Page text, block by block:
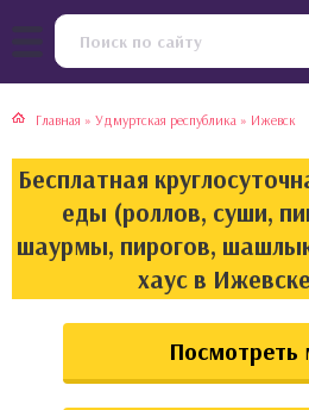
Главная » Удмуртская республика » Ижевск
Бесплатная
еды (роллов, суши,
шаурмы, пирогов,
хаус в
кухня
кухня
кухня
кухня
булочки